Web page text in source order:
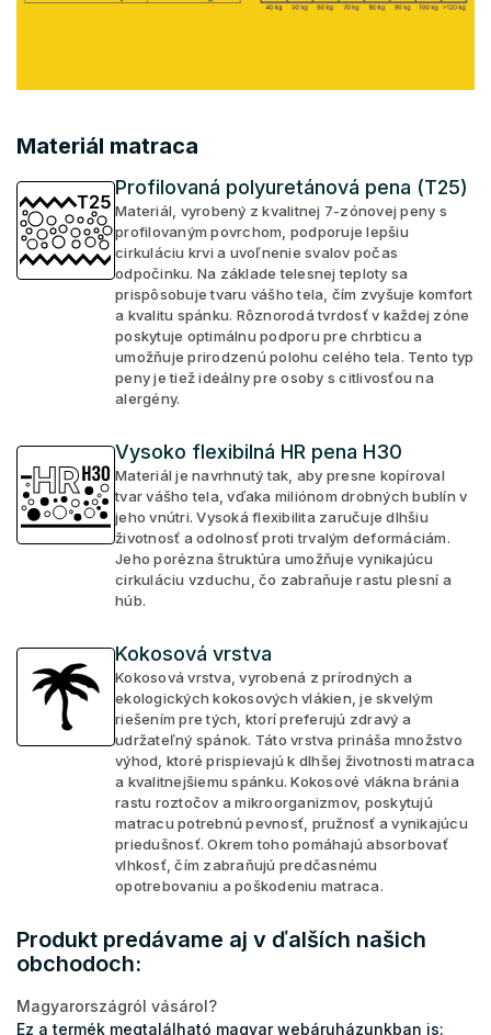
Materiál matraca
Profilovaná polyuretánová pena (T25)
Materiál, vyrobený z kvalitnej 7-zónovej peny s
profilovaným povrchom, podporuje lepšiu
cirkuláciu krvi a uvoľnenie svalov počas
odpočinku. Na základe telesnej teploty sa
prispôsobuje tvaru vášho tela, čím zvyšuje komfort
a kvalitu spánku. Rôznorodá tvrdosť v každej zóne
poskytuje optimálnu podporu pre chrbticu a
umožňuje prirodzenú polohu celého tela. Tento typ
peny je tiež ideálny pre osoby s citlivosťou na
alergény.
Vysoko flexibilná HR pena H30
Materiál je navrhnutý tak, aby presne kopíroval
tvar vášho tela, vďaka miliónom drobných bublín v
jeho vnútri. Vysoká flexibilita zaručuje dlhšiu
životnosť a odolnosť proti trvalým deformáciám.
Jeho porézna štruktúra umožňuje vynikajúcu
cirkuláciu vzduchu, čo zabraňuje rastu plesní a
húb.
Kokosová vrstva
Kokosová vrstva, vyrobená z prírodných a
ekologických kokosových vlákien, je skvelým
riešením pre tých, ktorí preferujú zdravý a
udržateľný spánok. Táto vrstva prináša množstvo
výhod, ktoré prispievajú k dlhšej životnosti matraca
a kvalitnejšiemu spánku. Kokosové vlákna bránia
rastu roztočov a mikroorganizmov, poskytujú
matracu potrebnú pevnosť, pružnosť a vynikajúcu
priedušnosť. Okrem toho pomáhajú absorbovať
vlhkosť, čím zabraňujú predčasnému
opotrebovaniu a poškodeniu matraca.
Produkt predávame aj v ďalších našich
obchodoch:
Magyarországról vásárol?
Ez a termék megtalálható magyar webáruházunkban is: